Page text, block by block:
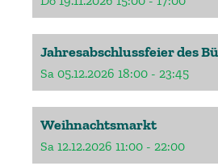
Sa 05.12.2026 18:00 - 23:45
Weihnachtsmarkt
Sa 12.12.2026 11:00 - 22:00